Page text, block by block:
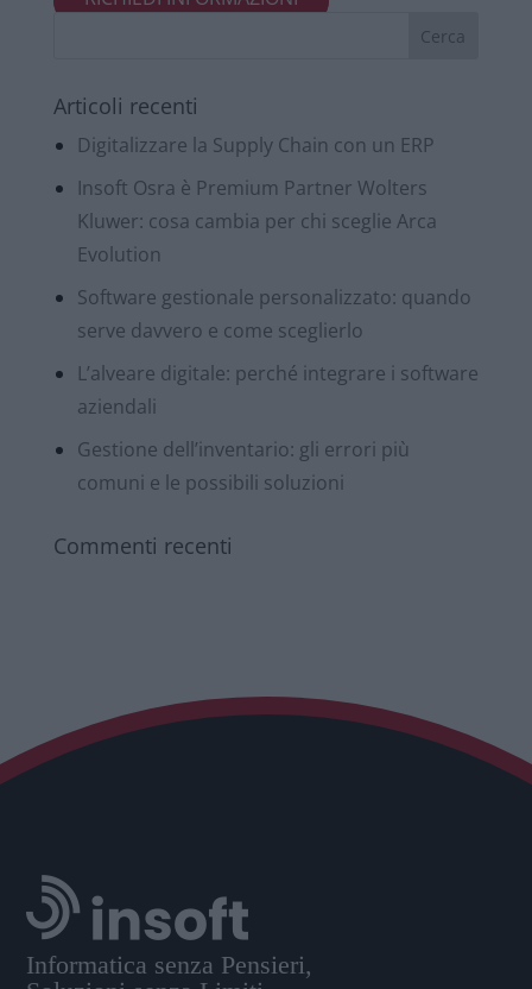
Articoli recenti
Digitalizzare la Supply Chain con un ERP
Insoft Osra è Premium Partner Wolters
Kluwer: cosa cambia per chi sceglie Arca
Evolution
Software gestionale personalizzato: quando
serve davvero e come sceglierlo
L’alveare digitale: perché integrare i software
aziendali
Gestione dell’inventario: gli errori più
comuni e le possibili soluzioni
Commenti recenti
Informatica senza Pensieri,